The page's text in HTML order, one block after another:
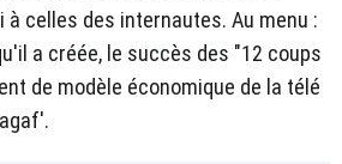
celles des internautes. Au menu :
a créée, le succès des "12 coups
de modèle économique de la télé